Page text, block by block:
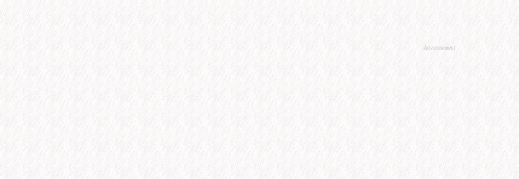
Advertisement